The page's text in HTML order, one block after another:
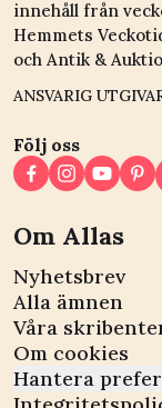
innehåll från
Hemmets
och Antik &
ANSVARIG
Följ oss
Om Allas
Nyhetsbrev
Alla ämnen
Våra
Om cookies
Hantera